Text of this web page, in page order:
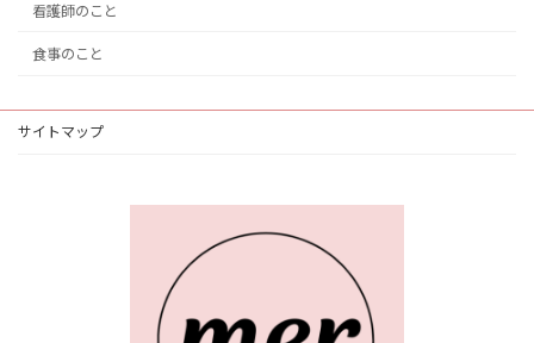
看護師のこと
食事のこと
サイトマップ